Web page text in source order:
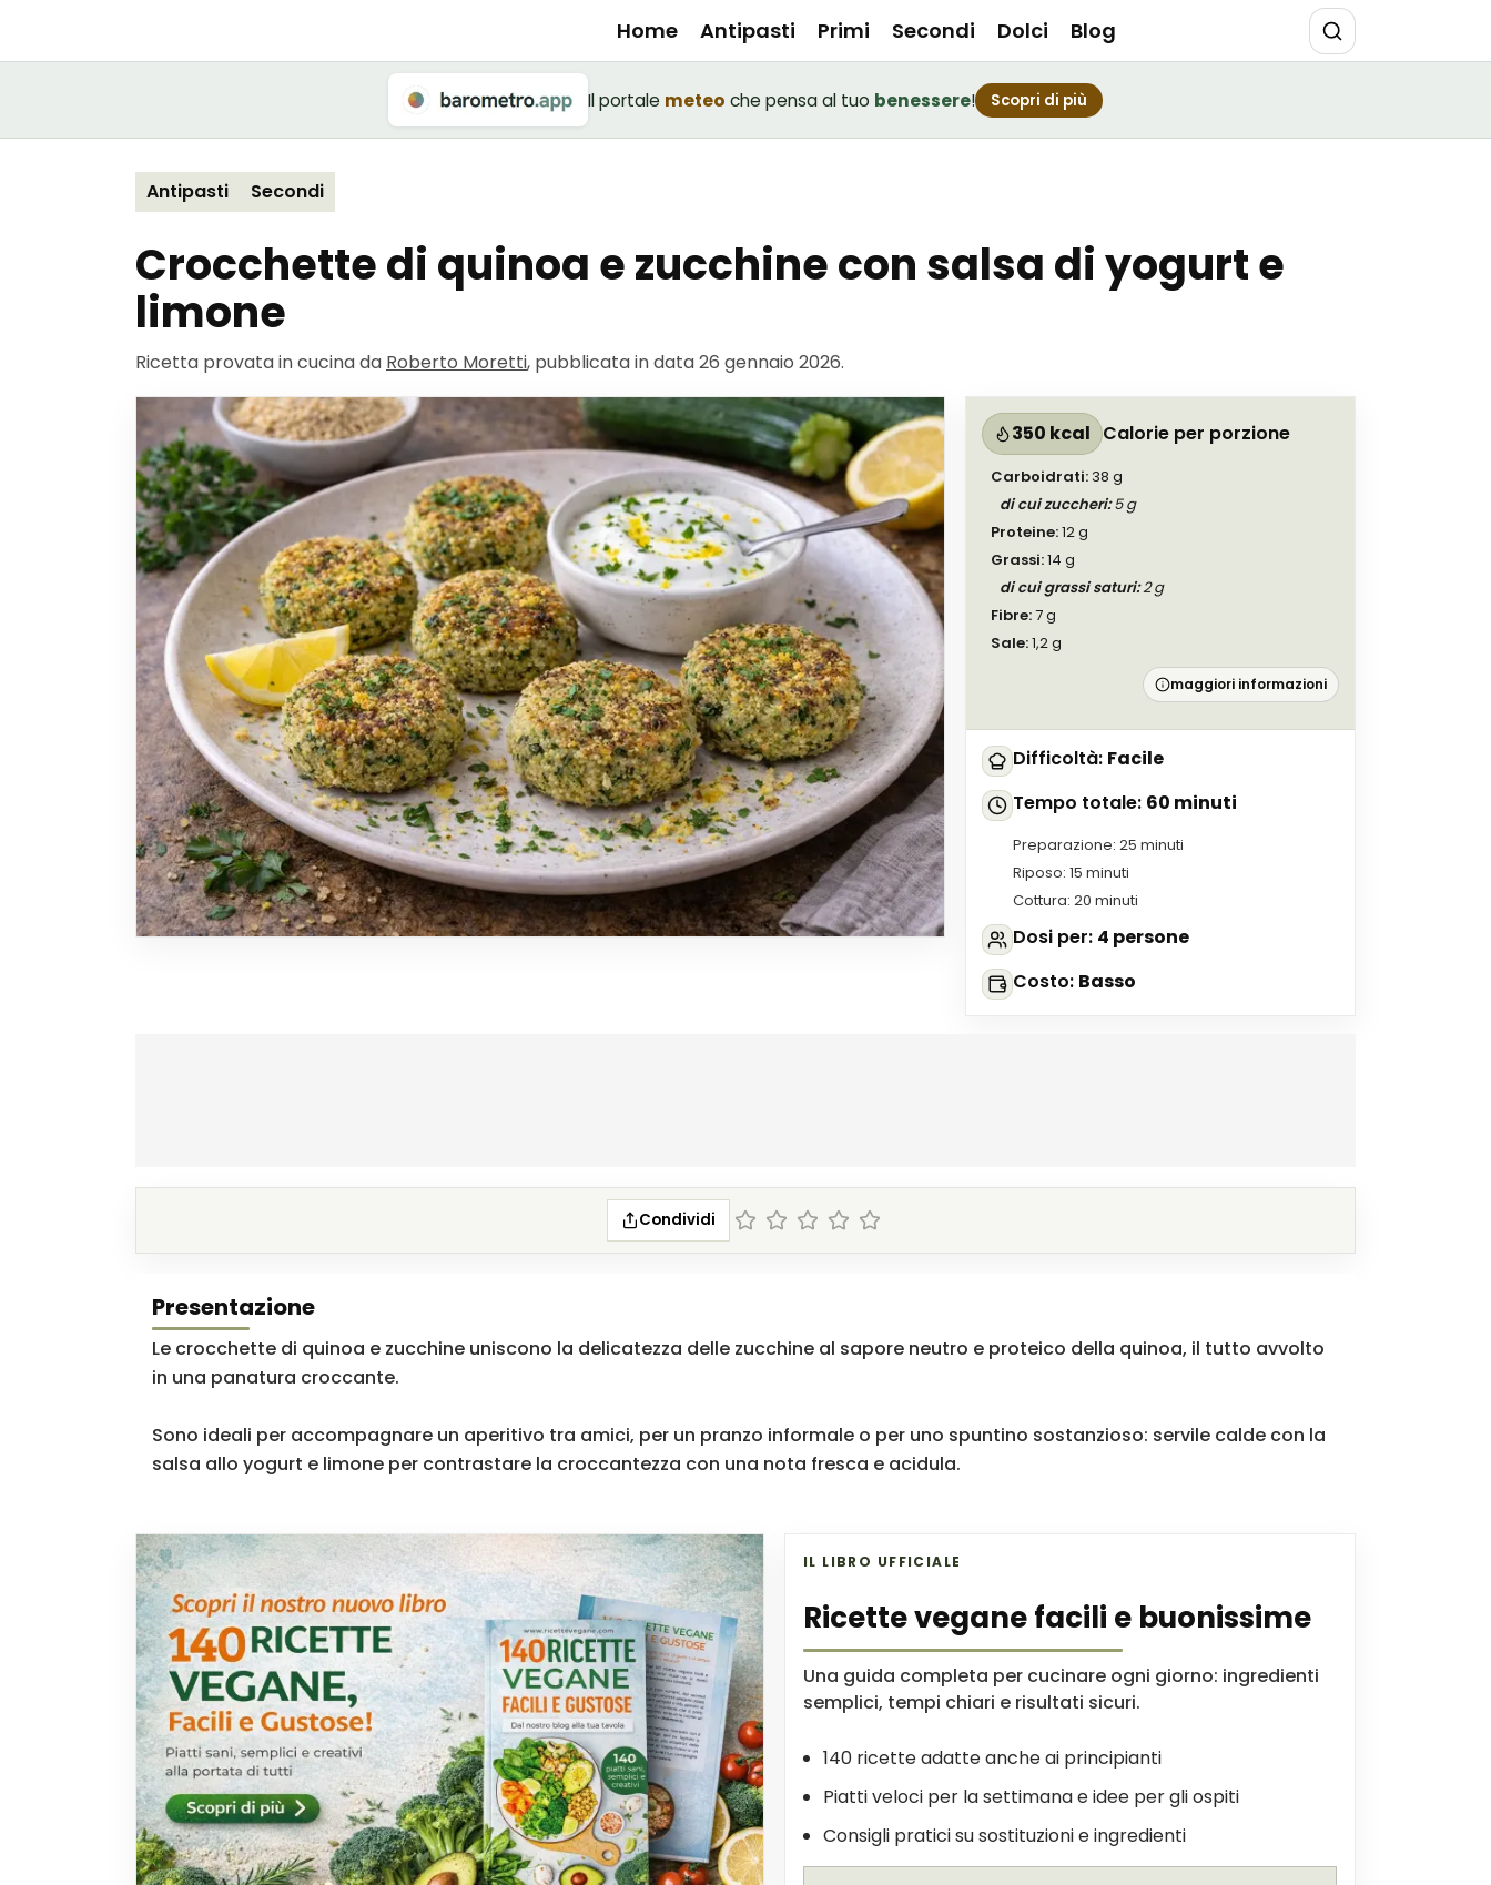
Home Antipasti Primi Secondi Dolci Blog
Il portale meteo che pensa al tuo benessere! Scopri di più
Antipasti Secondi
Crocchette di quinoa e zucchine con salsa di yogurt e
limone
Ricetta provata in cucina da Roberto Moretti, pubblicata in data26 gennaio 2026.
350 kcal Calorie per porzione
Carboidrati: 38 g
di cui zuccheri:5g
Proteine:12g
Grassi:14 g
di cui grassi saturi:2g
Fibre:7g
Sale:1,2g
maggiori informazioni
Difficoltà: Facile
Tempo totale: 60 minuti
Preparazione:25 minuti
Riposo:15 minuti
Cottura:20 minuti
Dosi per: 4 persone
Costo: Basso
Condividi
Presentazione
Le crocchette di quinoa e zucchine uniscono la delicatezza delle zucchine al sapore neutro e proteico della quinoa, il tutto avvolto
in una panatura croccante.
Sono ideali per accompagnare un aperitivo tra amici, per un pranzo informale o per uno spuntino sostanzioso: servile calde con la
salsa allo yogurt e limone per contrastare la croccantezza con una nota fresca e acidula.
IL LIBRO UFFICIALE
Ricette vegane facili e buonissime
Una guida completa per cucinare ogni giorno: ingredienti
semplici, tempi chiari e risultati sicuri.
140 ricette adatte anche ai principianti
Piatti veloci per la settimana e idee per gli ospiti
Consigli pratici su sostituzioni e ingredienti